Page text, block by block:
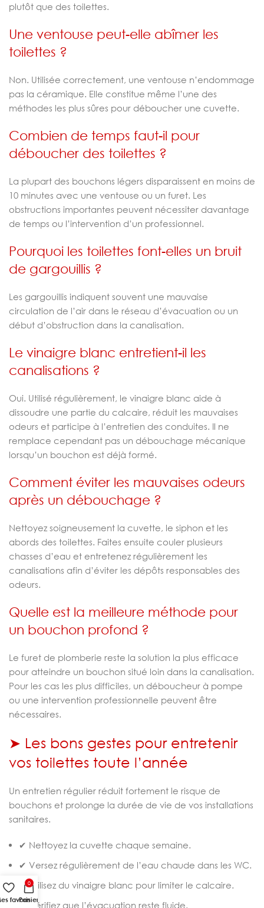
plutôt que des toilettes.
Une ventouse peut-elle abîmer les
toilettes ?
Non. Utilisée correctement, une ventouse n’endommage
pas la céramique. Elle constitue même l’une des
méthodes les plus sûres pour déboucher une cuvette.
Combien de temps faut-il pour
déboucher des toilettes ?
La plupart des bouchons légers disparaissent en moins de
10 minutes avec une ventouse ou un furet. Les
obstructions importantes peuvent nécessiter davantage
de temps ou l’intervention d’un professionnel.
Pourquoi les toilettes font-elles un bruit
de gargouillis ?
Les gargouillis indiquent souvent une mauvaise
circulation de l’air dans le réseau d’évacuation ou un
début d’obstruction dans la canalisation.
Le vinaigre blanc entretient-il les
canalisations ?
Oui. Utilisé régulièrement, le vinaigre blanc aide à
dissoudre une partie du calcaire, réduit les mauvaises
odeurs et participe à l’entretien des conduites. Il ne
remplace cependant pas un débouchage mécanique
lorsqu’un bouchon est déjà formé.
Comment éviter les mauvaises odeurs
après un débouchage ?
Nettoyez soigneusement la cuvette, le siphon et les
abords des toilettes. Faites ensuite couler plusieurs
chasses d’eau et entretenez régulièrement les
canalisations afin d’éviter les dépôts responsables des
odeurs.
Quelle est la meilleure méthode pour
un bouchon profond ?
Le furet de plomberie reste la solution la plus efficace
pour atteindre un bouchon situé loin dans la canalisation.
Pour les cas les plus difficiles, un déboucheur à pompe
ou une intervention professionnelle peuvent être
nécessaires.
➤ Les bons gestes pour entretenir
vos toilettes toute l’année
Un entretien régulier réduit fortement le risque de
bouchons et prolonge la durée de vie de vos installations
sanitaires.
✔ Nettoyez la cuvette chaque semaine.
✔ Versez régulièrement de l’eau chaude dans les WC.
✔ Utilisez du vinaigre blanc pour limiter le calcaire.
✔ Vérifiez que l’évacuation reste fluide.
favoris
0
Panier